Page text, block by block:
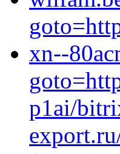
xn--
p1ai/